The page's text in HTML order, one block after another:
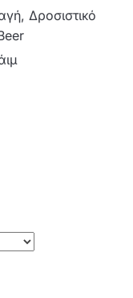
Δροσιστικό